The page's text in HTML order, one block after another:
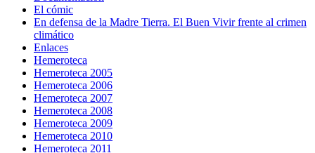
El cómic
En defensa de la Madre Tierra. El Buen Vivir frente al crimen
climático
Enlaces
Hemeroteca
Hemeroteca 2005
Hemeroteca 2006
Hemeroteca 2007
Hemeroteca 2008
Hemeroteca 2009
Hemeroteca 2010
Hemeroteca 2011